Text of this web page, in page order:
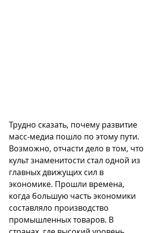
Трудно сказать, почему развитие
масс-медиа пошло по этому пути.
Возможно, отчасти дело в том, что
культ знаменитости стал одной из
главных движущих сил в
экономике. Прошли времена,
когда большую часть экономики
составляло производство
промышленных товаров. В